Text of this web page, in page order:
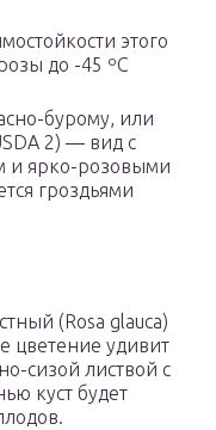
этого
до -45 ºС
бурому, или
2) — вид с
и ярко-розовыми
гроздьями
(Rosa glauca)
цветение удивит
сизой листвой с
куст будет